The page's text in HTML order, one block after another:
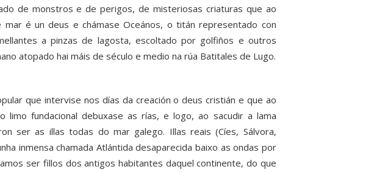
de monstros e de perigos, de misteriosas criaturas que ao
é un deus e chámase Oceános, o titán representado con
a pinzas de lagosta, escoltado por golfiños e outros
atopado hai máis de século e medio na rúa Batitales de Lugo.
que intervise nos días da creación o deus cristián e que ao
fundacional debuxase as rías, e logo, ao sacudir a lama
ser as illas todas do mar galego. Illas reais (Cíes, Sálvora,
inmensa chamada Atlántida desaparecida baixo as ondas por
ser fillos dos antigos habitantes daquel continente, do que